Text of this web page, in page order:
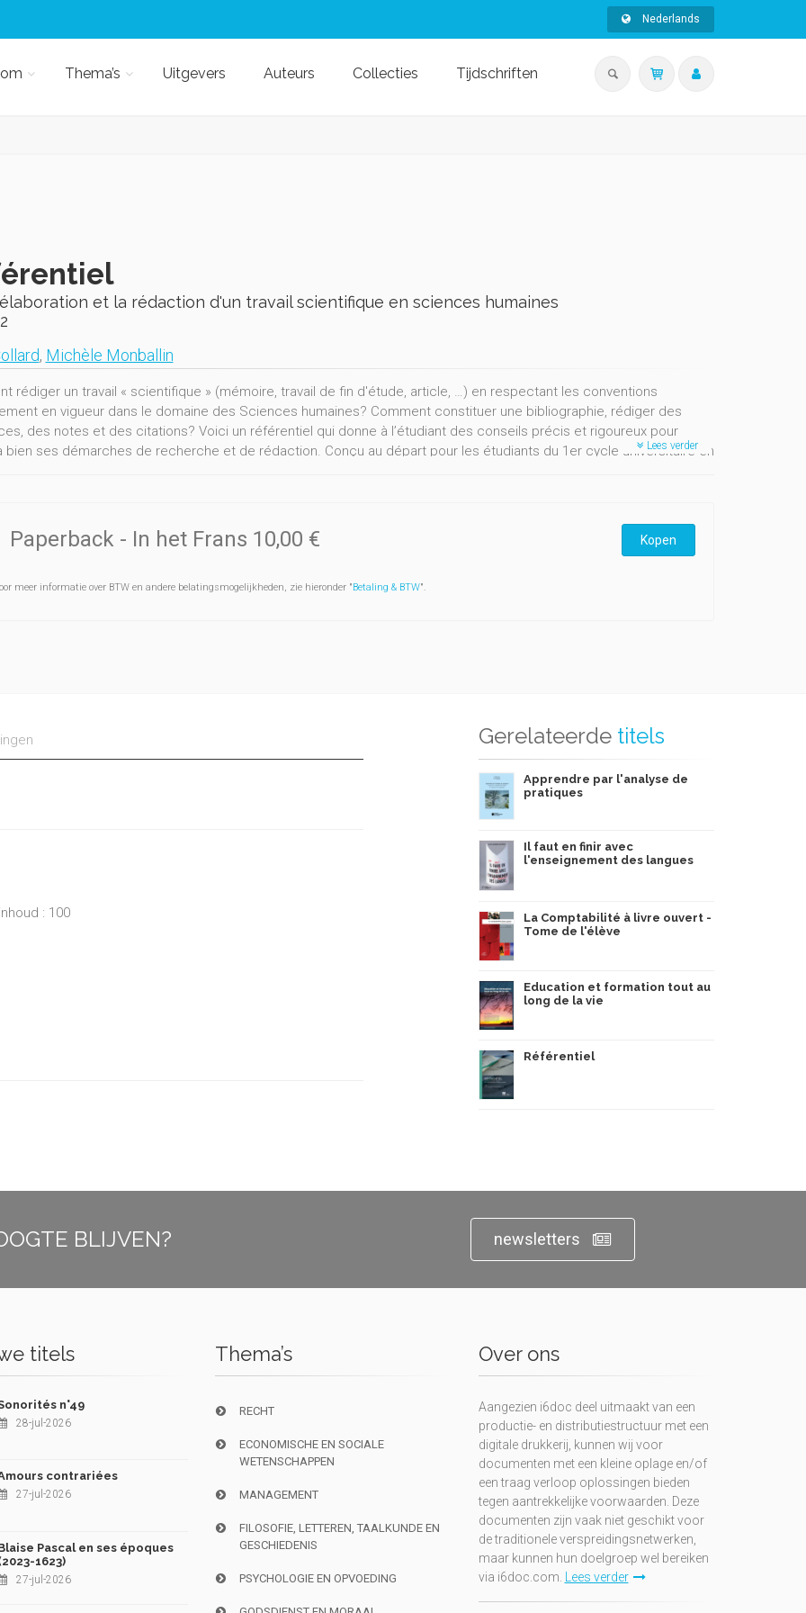
Nederlands
Thema’s Uitgevers Auteurs Collecties Tijdschriften
et la rédaction d'un travail scientifique en sciences humaines
, Michèle Monballin
rédiger un travail « scientifique » (mémoire, travail de fin d'étude, article, …) en respectant les conventions
en vigueur dans le domaine des Sciences humaines? Comment constituer une bibliographie, rédiger des
des notes et des citations? Voici un référentiel qui donne à l’étudiant des conseils précis et rigoureux pour
bien ses démarches de recherche et de rédaction. Conçu au départ pour les étudiants du 1er cycle universitaire en
Lees verder
Paperback - In het Frans 10,00 € Kopen
meer informatie over BTW en andere belatingsmogelijkheden, zie hieronder "Betaling & BTW".
: 100
Gerelateerde titels
Apprendre par l'analyse de
pratiques
Il faut en finir avec
l'enseignement des langues
La Comptabilité à livre ouvert -
Tome de l'élève
Education et formation tout au
long de la vie
Référentiel
BLIJVEN? newsletters
titels
n°49
28-jul-2026
contrariées
27-jul-2026
Pascal en ses époques
1623)
27-jul-2026
Thema’s
RECHT
ECONOMISCHE EN SOCIALE
WETENSCHAPPEN
MANAGEMENT
FILOSOFIE, LETTEREN, TAALKUNDE EN
GESCHIEDENIS
PSYCHOLOGIE EN OPVOEDING
Over ons
Aangezien i6doc deel uitmaakt van een
productie- en distributiestructuur met een
digitale drukkerij, kunnen wij voor
documenten met een kleine oplage en/of
een traag verloop oplossingen bieden
tegen aantrekkelijke voorwaarden. Deze
documenten zijn vaak niet geschikt voor
de traditionele verspreidingsnetwerken,
maar kunnen hun doelgroep wel bereiken
via i6doc.com. Lees verder